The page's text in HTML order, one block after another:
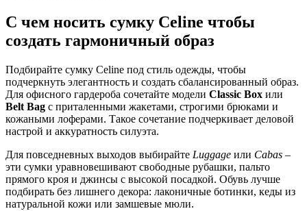
С чем носить сумку Celine чтобы
создать гармоничный образ
Подбирайте сумку Celine под стиль одежды, чтобы
подчеркнуть элегантность и создать сбалансированный образ.
Для офисного гардероба сочетайте модели Classic Box или
Belt Bag с приталенными жакетами, строгими брюками и
кожаными лоферами. Такое сочетание подчеркивает деловой
настрой и аккуратность силуэта.
Для повседневных выходов выбирайте Luggage или Cabas –
эти сумки уравновешивают свободные рубашки, пальто
прямого кроя и джинсы с высокой посадкой. Обувь лучше
подбирать без лишнего декора: лаконичные ботинки, кеды из
натуральной кожи или замшевые мюли.